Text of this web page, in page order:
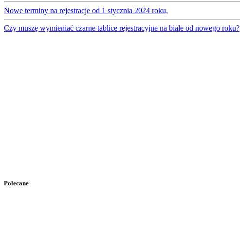
Nowe terminy na rejestracje od 1 stycznia 2024 roku,
Czy muszę wymieniać czarne tablice rejestracyjne na białe od nowego roku?
Polecane